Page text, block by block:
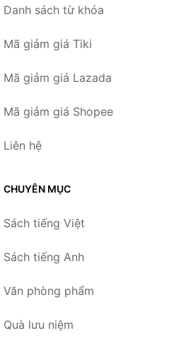
Danh sách từ khóa
Mã giảm giá Tiki
Mã giảm giá Lazada
Mã giảm giá Shopee
Liên hệ
CHUYÊN MỤC
Sách tiếng Việt
Sách tiếng Anh
Văn phòng phẩm
Quà lưu niệm